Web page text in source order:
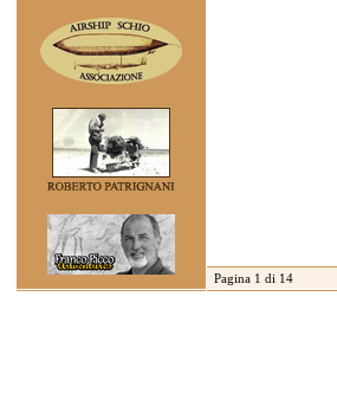
Pagina 1 di 14